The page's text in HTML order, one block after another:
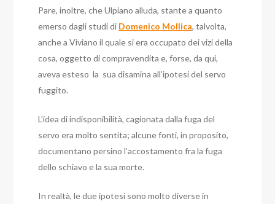
Pare, inoltre, che Ulpiano alluda, stante a quanto
emerso dagli studi di Domenico Mollica, talvolta,
anche a Viviano il quale si era occupato dei vizi della
cosa, oggetto di compravendita e, forse, da qui,
aveva esteso la sua disamina all’ipotesi del servo
fuggito.
L’idea di indisponibilità, cagionata dalla fuga del
servo era molto sentita; alcune fonti, in proposito,
documentano persino l’accostamento fra la fuga
dello schiavo e la sua morte.
In realtà, le due ipotesi sono molto diverse in